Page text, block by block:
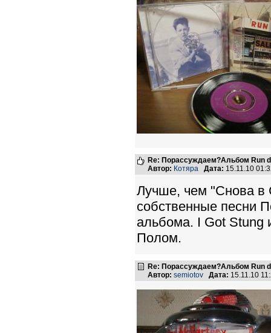
Re: Порассуждаем?Альбом Run
Автор: Котяра Дата: 15.11.10
Лучше, чем "Снова в
собственные песни
альбома. I Got Stung
Полом.
Re: Порассуждаем?Альбом Run
Автор: semiotov Дата: 15.11.10